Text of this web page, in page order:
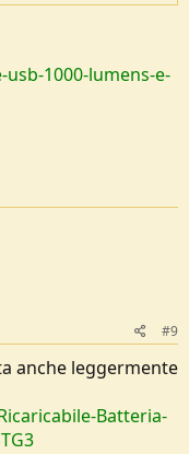
1000-lumens-e-
#9
anche leggermente
Batteria-